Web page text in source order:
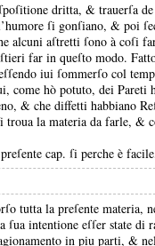
dritta, & trauerſa
ſi gonſiano, & poi
alcuni aſtretti ſono à coſi
far in queſto modo.
iui ſommerſo col
come hò potuto, dei Pareti
& che diffetti habbiano
troua la materia da farle, &
cap. ſi perche è
tutta la preſente materia,
ſua intentione eſſer state
in piu parti, &